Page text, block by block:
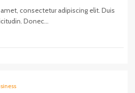
consectetur adipiscing elit. Duis
Donec...